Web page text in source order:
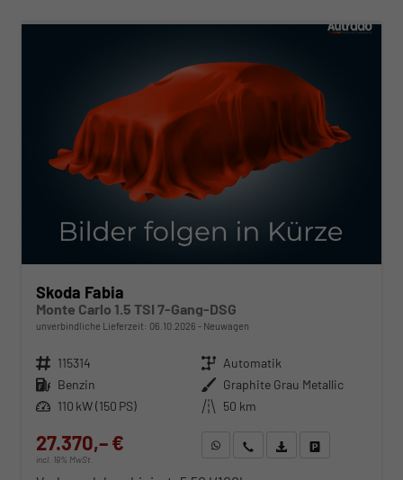
Skoda Fabia
Monte Carlo 1.5 TSI 7-Gang-DSG
unverbindliche Lieferzeit: 06.10.2026 Neuwagen
Fahrzeugnr. 115314 Getriebe Automatik
Kraftstoff Benzin Außenfarbe Graphite Grau Metallic
Leistung 110 kW (150 PS) Kilometerstand 50 km
27.370,– €
incl. 19% MwSt.
WhatsApp anfragen
Wir rufen Sie anFahrzeugexposé (PDF)